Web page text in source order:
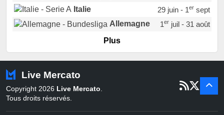
Italie
29 juin - 1ersept
Allemagne
1erjuil - 31 août
Portugal
Pays-Bas
22 juin - 2 sept
Belgique
juil - 31
Plus
Live Mercato
Copyright 2026 Live Mercato
Tous droits réservés.